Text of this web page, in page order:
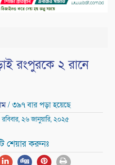
রংপুরকে ২ রানে
/ ৩৯৭ বার পড়া হয়েছে
২৬ জানুয়ারি, ২০২৫
শেয়ার করুনঃ